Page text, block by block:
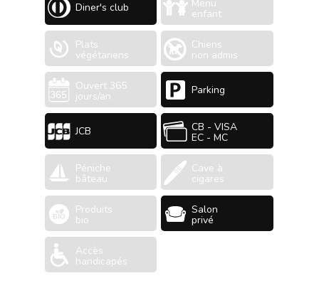
Diner's club Menu
enfant
Plats
végétariens
Chiens
non admis
Ouvert 365
jours/an Parking
JCB CB - VISA
EC - MC
Péniche
bâteau
Cave à
cigares
Produits
bio
Salon
privé
Accès
handicapés